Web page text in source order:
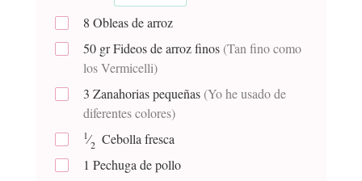
8 Obleas de arroz
50 grFideos de arroz finos (Tan fino como
los Vermicelli)
3 Zanahorias pequeñas (Yo he usado de
diferentes colores)
1⁄2 Cebolla fresca
1 Pechuga de pollo